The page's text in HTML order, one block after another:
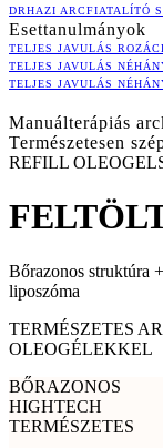
DRHAZI ARCFIATALÍTÓ
Esettanulmányok
TELJES JAVULÁS
TELJES JAVULÁS
TELJES JAVULÁS
Manuálterápiás
Természetesen
REFILL
Bőrazonos struktúra
liposzóma
TERMÉSZETES
OLEOGÉLEKKEL
BŐRAZONOS
HIGHTECH
TERMÉSZETES